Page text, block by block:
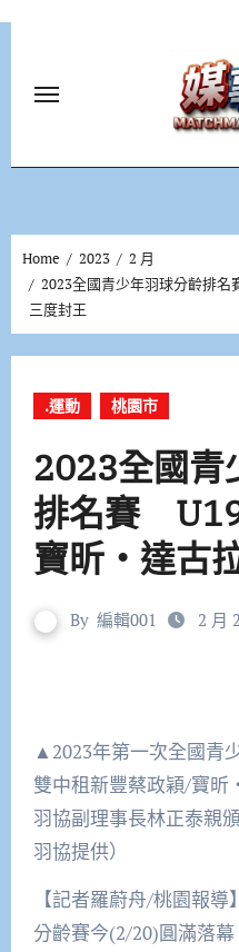
Home 2023
2 月
2023全國青少年羽球分齡排
三度封王
.運動 桃園市
2023全國青
排名賽
寶昕‧達古
By 編輯001 2 月
▲2023年第一次全國青
雙中租新豐蔡政穎/寶
羽協副理事長林正泰親
羽協提供）
【記者羅蔚舟/桃園報
分齡賽今(2/20)圓滿落